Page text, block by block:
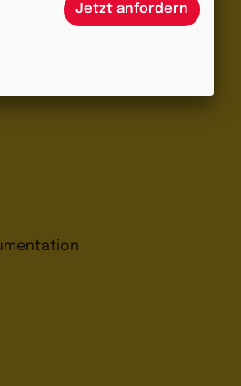
Jetzt anfordern